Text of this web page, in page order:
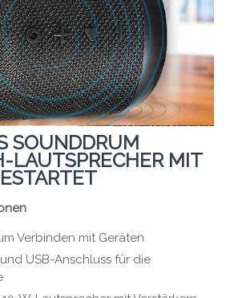
SOUNDDRUM
LAUTSPRECHER MIT
Verbinden mit Geräten
USB-Anschluss für die